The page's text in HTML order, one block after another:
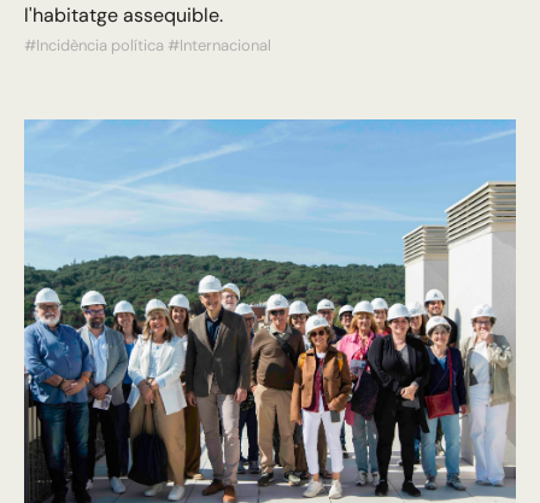
l'habitatge assequible.
#Incidència política #Internacional